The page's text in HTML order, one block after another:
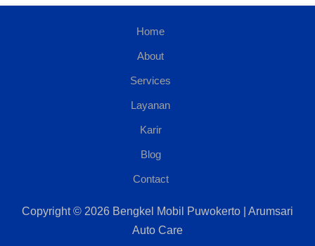
Home
About
Services
Layanan
Karir
Blog
Contact
Copyright © 2026 Bengkel Mobil Puwokerto | Arumsari
Auto Care